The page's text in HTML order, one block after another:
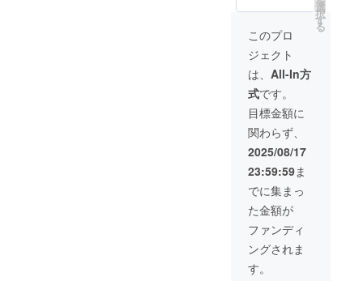
0円（税
込）
(12,990
円オフ)
以下の
商品を
専用の
箱に入
れてお
届け ・
スクレ
イ
パー ×
1本（専
用ケー
ス付
き） ・
フェイ
スマッ
オフ ・
スクレ
イパー
本体
38,900
円（税
込）※一
般販売
予定価
格 ・
フェイ
スマッ
サージ
クリー
ム
300g
6,600円
(税込）
・ボ
選
択
す
る
このプロ
ジェクト
は、 All-In方
式です。
目標金額に
関わらず、
2025/08/17
23:59:59ま
でに集まっ
た金額が
ファンディ
ングされま
す。